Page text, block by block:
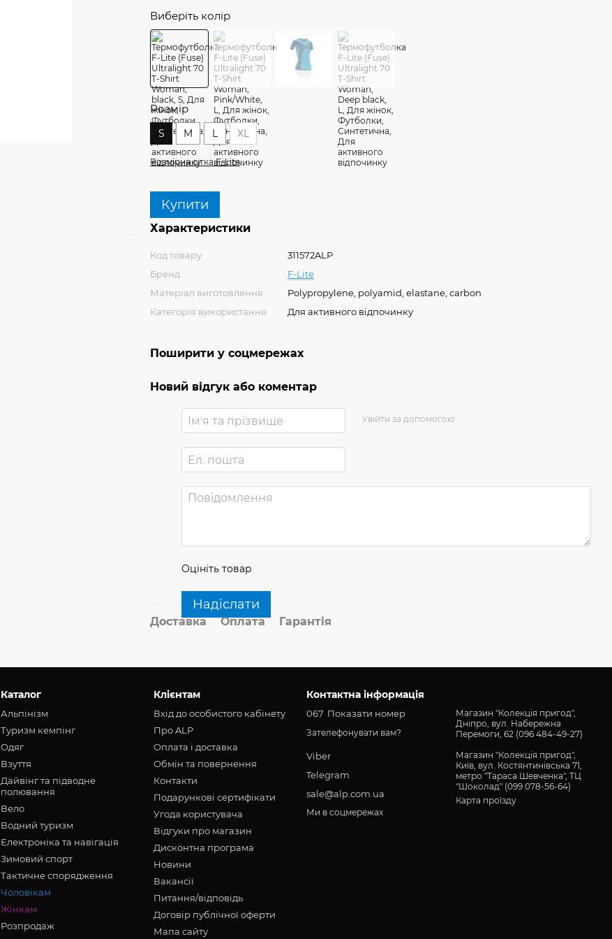
Виберіть колір
Розмір
S M L XL
Розмірна сітка F-Lite
Купити
Характеристики
Код товару
311572ALP
Бренд
F-Lite
Матеріал виготовлення
Polypropylene, polyamid, elastane, carbon
Категорія використання
Для активного відпочинку
Поширити у соцмережах
Новий відгук або коментар
Увійти за допомогою
Оцініть товар
Надіслати
Доставка Оплата Гарантія
Каталог
Альпінізм
Туризм кемпінг
Oдяг
Взуття
Дайвінг та підводне
полювання
Вело
Водний туризм
Електроніка та навігація
Зимовий спорт
Тактичне спорядження
Чоловікам
Жінкам
Розпродаж
Клієнтам
Вхід до особистого кабінету
Про ALP
Оплата і доставка
Обмін та повернення
Контакти
Подарункові сертифікати
Угода користувача
Відгуки про магазин
Дисконтна програма
Новини
Вакансії
Питання/відповідь
Договір публічної оферти
Мапа сайту
Контактна інформація
067 Показати номер
Зателефонувати вам?
Viber
Telegram
sale@alp.com.ua
Магазин "Колекція пригод",
Дніпро, вул. Набережна
Перемоги, 62 (096 484-49-27)
Магазин "Колекція пригод",
Київ, вул. Костянтинівська 71,
метро "Тараса Шевченка", ТЦ
"Шоколад" (099 078-56-64)
Карта проїзду
Ми в соцмережах